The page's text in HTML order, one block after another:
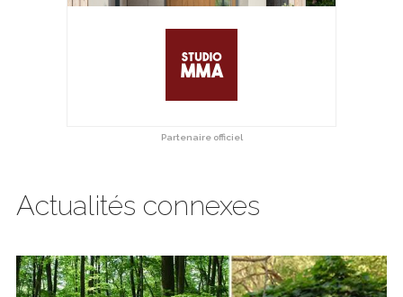
Partenaire officiel
Actualités connexes